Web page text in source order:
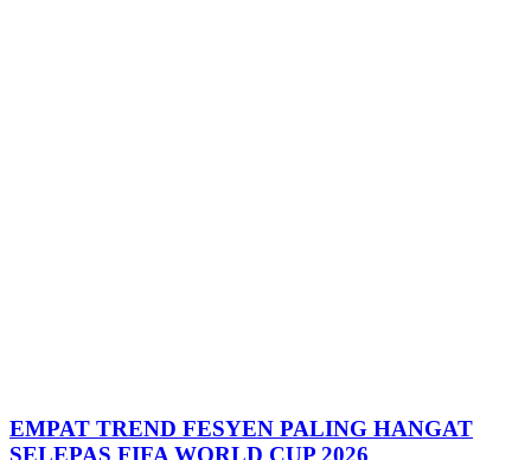
EMPAT TREND FESYEN PALING HANGAT
SELEPAS FIFA WORLD CUP 2026